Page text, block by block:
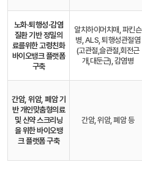
노화·퇴행성·감염
질환 기반 정밀의
료를위한 고령친화
바이오뱅크 플랫폼
구축
알치하이머치매, 파킨슨
병, ALS, 퇴행성관절염
(고관절,슬관절,회전근
개,대둔근), 감염병
간암, 위암, 폐암 기
반 개인맞춤형의료
및 신약 스크리닝
을 위한 바이오뱅
크 플랫폼 구축
간암, 위암, 폐암 등